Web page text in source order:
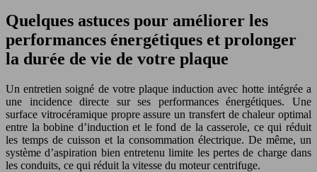
Quelques astuces pour améliorer les
performances énergétiques et prolonger
la durée de vie de votre plaque
Un entretien soigné de votre plaque induction avec hotte intégrée a
une incidence directe sur ses performances énergétiques. Une
surface vitrocéramique propre assure un transfert de chaleur optimal
entre la bobine d’induction et le fond de la casserole, ce qui réduit
les temps de cuisson et la consommation électrique. De même, un
système d’aspiration bien entretenu limite les pertes de charge dans
les conduits, ce qui réduit la vitesse du moteur centrifuge.